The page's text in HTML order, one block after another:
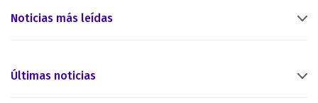
Noticias más leídas
Últimas noticias